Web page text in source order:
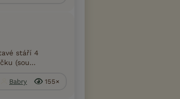
stáří 4
(sou...
Babry 155×